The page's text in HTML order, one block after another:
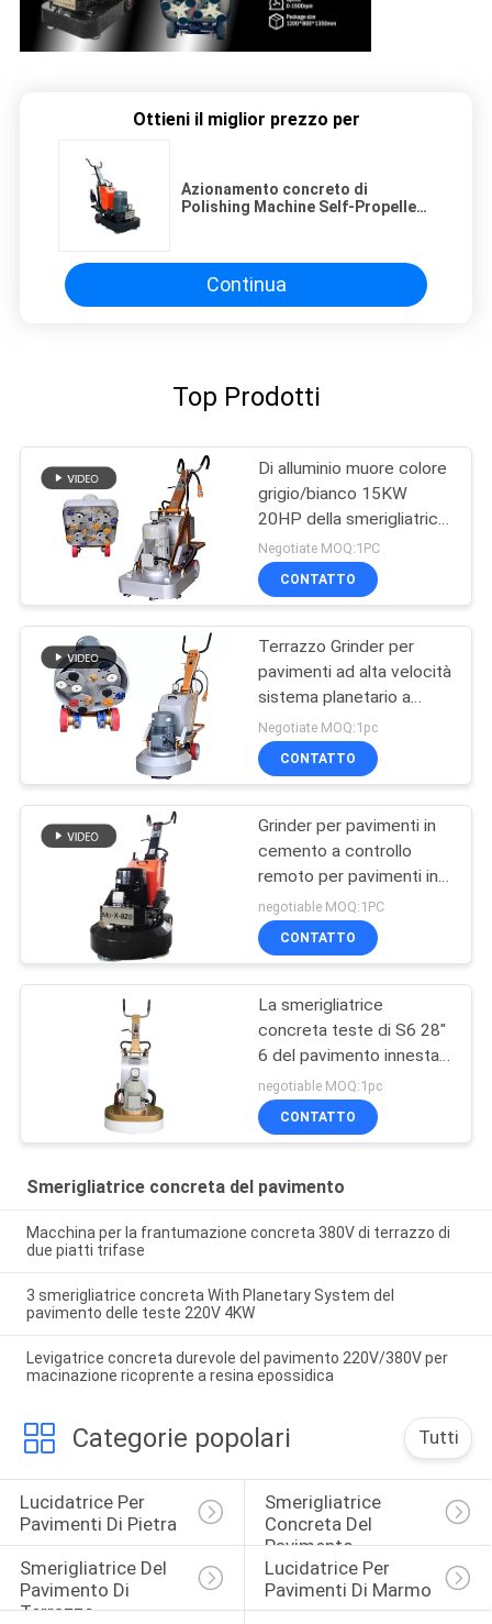
Ottieni il miglior prezzo per
Azionamento concreto di
Polishing Machine Self-Propelled
Continua
Top Prodotti
Di alluminio muore colore
grigio/bianco 15KW
20HP della smerigliatrice
concreta del pavimento
della colata Z-750
Negotiate MOQ:1PC
CONTATTO
Terrazzo Grinder per
pavimenti ad alta velocità
sistema planetario a
camminata automatica
Negotiate MOQ:1pc
CONTATTO
Grinder per pavimenti in
cemento a controllo
remoto per pavimenti in
marmo di granito di
Terrazzo
negotiable MOQ:1PC
CONTATTO
La smerigliatrice
concreta teste di S6 28"
6 del pavimento innesta il
sistema
negotiable MOQ:1pc
CONTATTO
Smerigliatrice concreta del pavimento
Macchina per la frantumazione concreta 380V di terrazzo di
due piatti trifase
3 smerigliatrice concreta With Planetary System del
pavimento delle teste 220V 4KW
Levigatrice concreta durevole del pavimento 220V/380V per
macinazione ricoprente a resina epossidica
Categorie popolari Tutti
Lucidatrice Per
Pavimenti Di Pietra
Smerigliatrice
Concreta Del
Pavimento
Smerigliatrice Del
Pavimento Di
Terrazzo
Lucidatrice Per
Pavimenti Di Marmo